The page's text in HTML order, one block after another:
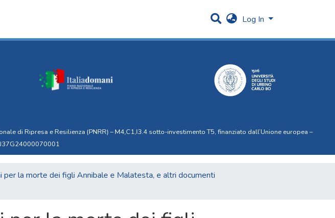
Log In
di Ripresa e Resilienza (PNRR) – M4,C1,I3.4 sotto-investimento T5, finanziato dall’Unione europea –
per la morte dei figli Annibale e Malatesta, e altri documenti